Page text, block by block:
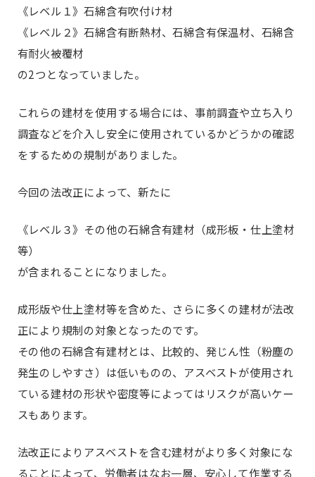
《レベル１》石綿含有吹付け材
《レベル２》石綿含有断熱材、石綿含有保温材、石綿含
有耐火被覆材
の2つとなっていました。
これらの建材を使用する場合には、事前調査や立ち入り
調査などを介入し安全に使用されているかどうかの確認
をするための規制がありました。
今回の法改正によって、新たに
《レベル３》その他の石綿含有建材（成形板・仕上塗材
等）
が含まれることになりました。
成形版や仕上塗材等を含めた、さらに多くの建材が法改
正により規制の対象となったのです。
その他の石綿含有建材とは、比較的、発じん性（粉塵の
発生のしやすさ）は低いものの、アスベストが使用され
ている建材の形状や密度等によってはリスクが高いケー
スもあります。
法改正によりアスベストを含む建材がより多く対象にな
ることによって、労働者はなお一層、安心して作業する